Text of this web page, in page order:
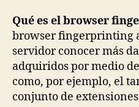
Qué es el browser
browser fingerprinting
servidor conocer más
adquiridos por medio
como, por ejemplo, el
conjunto de